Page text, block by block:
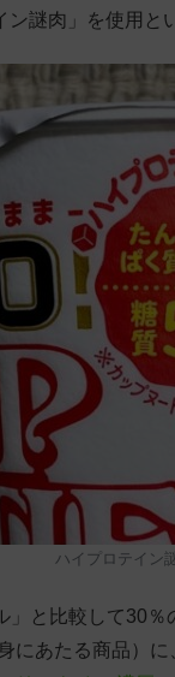
ン謎肉」を使用と
ハイプロテイン
と比較して30％
にあたる商品）